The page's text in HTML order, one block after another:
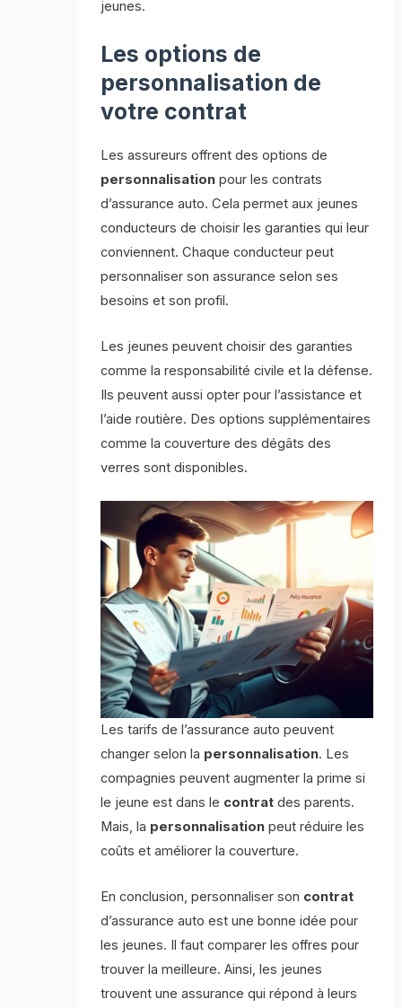
jeunes.
Les options de
personnalisation de
votre contrat
Les assureurs offrent des options de
personnalisation pour les contrats
d’assurance auto. Cela permet aux jeunes
conducteurs de choisir les garanties qui leur
conviennent. Chaque conducteur peut
personnaliser son assurance selon ses
besoins et son profil.
Les jeunes peuvent choisir des garanties
comme la responsabilité civile et la défense.
Ils peuvent aussi opter pour l’assistance et
l’aide routière. Des options supplémentaires
comme la couverture des dégâts des
verres sont disponibles.
Les tarifs de l’assurance auto peuvent
changer selon la personnalisation. Les
compagnies peuvent augmenter la prime si
le jeune est dans le contrat des parents.
Mais, la personnalisation peut réduire les
coûts et améliorer la couverture.
En conclusion, personnaliser son contrat
d’assurance auto est une bonne idée pour
les jeunes. Il faut comparer les offres pour
trouver la meilleure. Ainsi, les jeunes
trouvent une assurance qui répond à leurs